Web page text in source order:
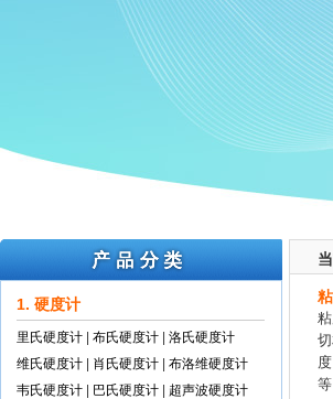
1. 硬度计
里氏硬度计 布氏硬度计
洛氏硬度计
维氏硬度计
肖氏硬度计
布洛维硬度计
韦氏硬度计
巴氏硬度计
超声波硬度计